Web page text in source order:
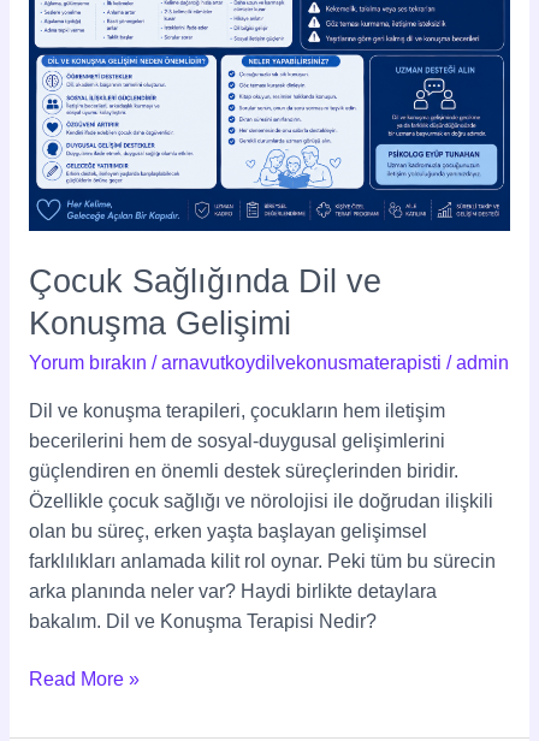
Çocuk Sağlığında Dil ve
Konuşma Gelişimi
Yorum bırakın /arnavutkoydilvekonusmaterapisti /admin
Dil ve konuşma terapileri, çocukların hem iletişim
becerilerini hem de sosyal-duygusal gelişimlerini
güçlendiren en önemli destek süreçlerinden biridir.
Özellikle çocuk sağlığı ve nörolojisi ile doğrudan ilişkili
olan bu süreç, erken yaşta başlayan gelişimsel
farklılıkları anlamada kilit rol oynar. Peki tüm bu sürecin
arka planında neler var? Haydi birlikte detaylara
bakalım. Dil ve Konuşma Terapisi Nedir?
Read More »